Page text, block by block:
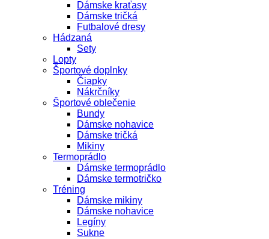
Dámske kraťasy
Dámske tričká
Futbalové dresy
Hádzaná
Sety
Lopty
Športové doplnky
Čiapky
Nákrčníky
Športové oblečenie
Bundy
Dámske nohavice
Dámske tričká
Mikiny
Termoprádlo
Dámske termoprádlo
Dámske termotričko
Tréning
Dámske mikiny
Dámske nohavice
Legíny
Sukne